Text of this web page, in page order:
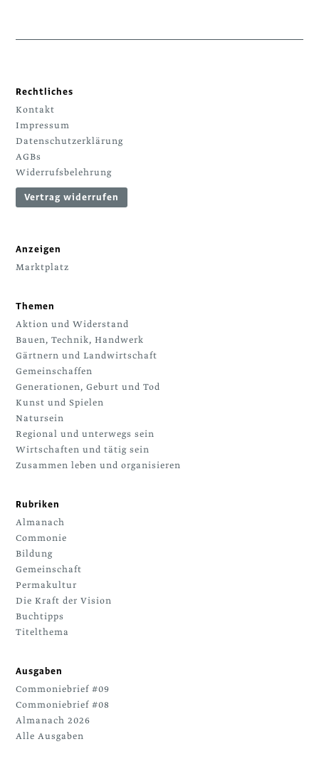
Rechtliches
Kontakt
Impressum
Datenschutzerklärung
AGBs
Widerrufsbelehrung
Vertrag widerrufen
Anzeigen
Marktplatz
Themen
Aktion und Widerstand
Bauen, Technik, Handwerk
Gärtnern und Landwirtschaft
Gemeinschaffen
Generationen, Geburt und Tod
Kunst und Spielen
Natursein
Regional und unterwegs sein
Wirtschaften und tätig sein
Zusammen leben und organisieren
Rubriken
Almanach
Commonie
Bildung
Gemeinschaft
Permakultur
Die Kraft der Vision
Buchtipps
Titelthema
Ausgaben
Commoniebrief #09
Commoniebrief #08
Almanach 2026
Alle Ausgaben